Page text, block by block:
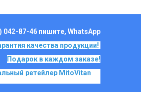
042-87-46 пишите, WhatsApp
качества продукции!
Подарок в каждом заказе!
ретейлер MitoVitan